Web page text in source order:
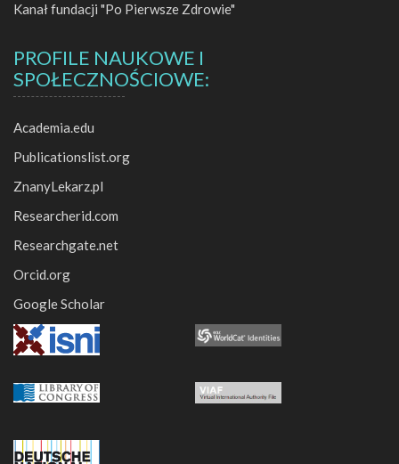
Kanał fundacji "Po Pierwsze Zdrowie"
PROFILE NAUKOWE I
SPOŁECZNOŚCIOWE:
Academia.edu
Publicationslist.org
ZnanyLekarz.pl
Researcherid.com
Researchgate.net
Orcid.org
Google Scholar